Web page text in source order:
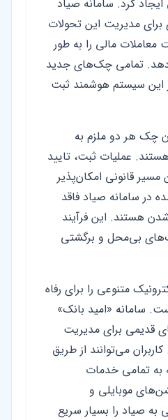
ایجاد کرد. سامانه صیاد
برای مدیریت این تحولات
معاملات مالی را به طور
تمامی چک‌های جدید
این سیستم هوشمند ثبت
چک هر دو ملزم به
عملیات ثبت، تایید
مسیر قانونی امکان‌پذیر
سامانه صیاد فاقد
شدن هستند. این فرآیند
بی‌محل و برگشتی
متنوعی را برای رفاه
سامانه «امید بانک»
قدیمی برای مدیریت
می‌توانند از طریق
به تمامی خدمات
موبایلی و
به صیاد را بسیار سریع